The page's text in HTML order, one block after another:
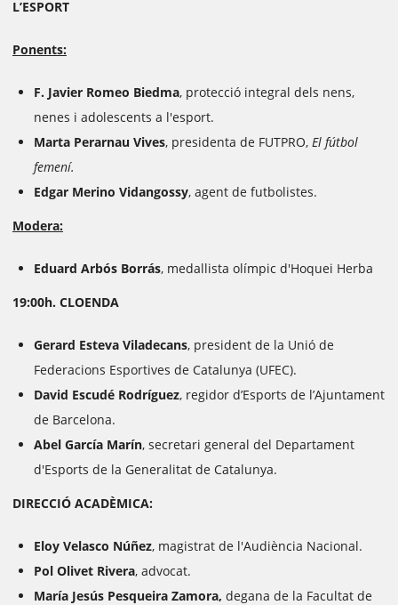
L’ESPORT
Ponents:
F. Javier Romeo Biedma, protecció integral dels nens,
nenes i adolescents a l'esport.
Marta Perarnau Vives, presidenta de FUTPRO, El fútbol
femení.
Edgar Merino Vidangossy, agent de futbolistes.
Modera:
Eduard Arbós Borrás, medallista olímpic d'Hoquei Herba
19:00h. CLOENDA
Gerard Esteva Viladecans, president de la Unió de
Federacions Esportives de Catalunya (UFEC).
David Escudé Rodríguez, regidor d’Esports de l’Ajuntament
de Barcelona.
Abel García Marín, secretari general del Departament
d'Esports de la Generalitat de Catalunya.
DIRECCIÓ ACADÈMICA:
Eloy Velasco Núñez, magistrat de l'Audiència Nacional.
Pol Olivet Rivera, advocat.
María Jesús Pesqueira Zamora, degana de la Facultat de